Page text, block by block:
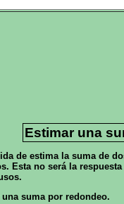
Estimar una
de estima la suma de
Esta no será la
suma por redondeo.